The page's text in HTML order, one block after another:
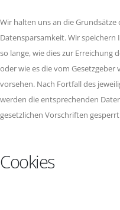
Wir halten uns an die
Datensparsamkeit. Wir
so lange, wie dies zur Erreichung
oder wie es die vom
vorsehen. Nach Fortfall des
werden die entsprechenden
gesetzlichen Vorschriften
Cookies